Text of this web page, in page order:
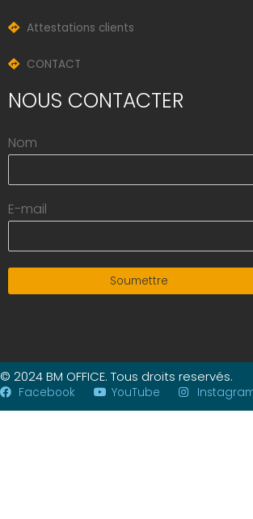
Attestations clients
CONTACT
NOUS CONTACTER
Nom
E-mail
Soumettre
© 2024 BM OFFICE. Tous droits reservés.
Facebook YouTube